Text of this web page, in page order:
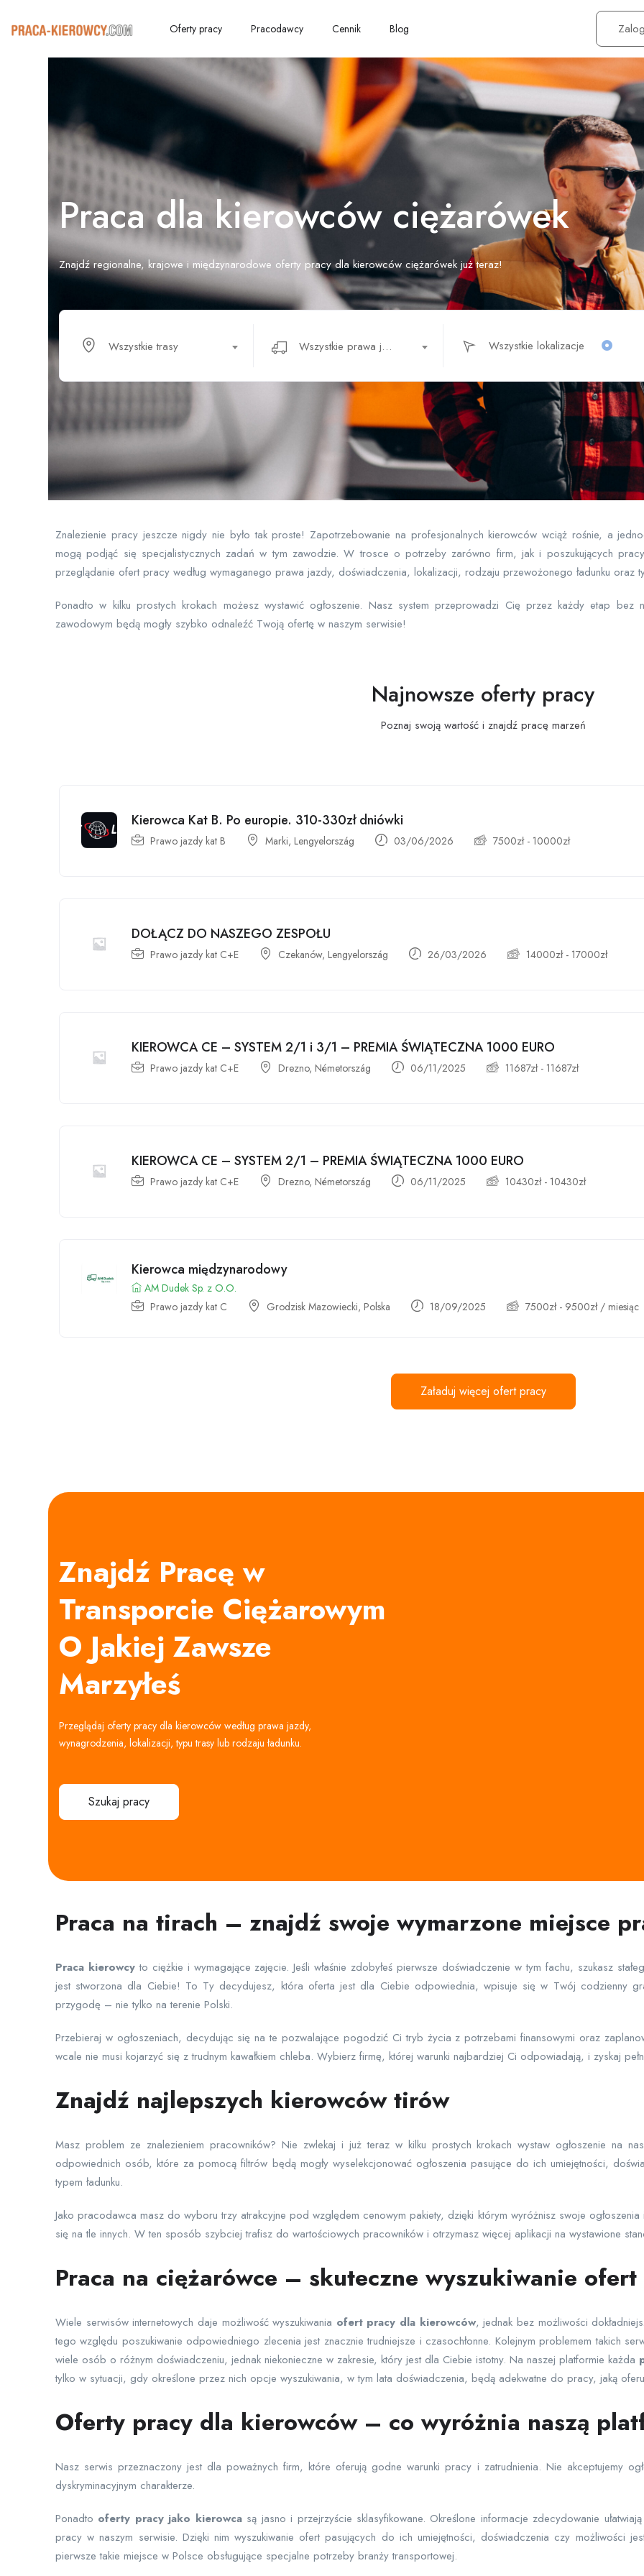
Oferty pracy Pracodawcy Cennik Blog
Praca dla kierowców ciężarówek
Znajdź regionalne, krajowe i międzynarodowe oferty pracy dla kierowców ciężarówek już teraz!
Wszystkie trasy Wszystkie prawa jazdy
Znalezienie pracy jeszcze nigdy nie było tak proste! Zapotrzebowanie na profesjonalnych kierowców wciąż rośnie, a
mogą podjąć się specjalistycznych zadań w tym zawodzie. W trosce o potrzeby zarówno firm, jak i poszukujących
przeglądanie ofert pracy według wymaganego prawa jazdy, doświadczenia, lokalizacji, rodzaju przewożonego ładunku oraz
Ponadto w kilku prostych krokach możesz wystawić ogłoszenie. Nasz system przeprowadzi Cię przez każdy etap bez
zawodowym będą mogły szybko odnaleźć Twoją ofertę w naszym serwisie!
Najnowsze oferty pracy
Poznaj swoją wartość i znajdź pracę marzeń
Kierowca Kat B. Po europie. 310-330zł dniówki
Prawo jazdy kat B Marki, Lengyelország 03/06/2026 7500zł- 10000zł
DOŁĄCZ DO NASZEGO ZESPOŁU
Prawo jazdy kat C+E Czekanów, Lengyelország 26/03/2026 14000zł- 17000zł
KIEROWCA CE – SYSTEM 2/1 i 3/1 – PREMIA ŚWIĄTECZNA 1000 EURO
Prawo jazdy kat C+E Drezno, Németország 06/11/2025 11687zł- 11687zł
KIEROWCA CE – SYSTEM 2/1 – PREMIA ŚWIĄTECZNA 1000 EURO
Prawo jazdy kat C+E Drezno, Németország 06/11/2025 10430zł- 10430zł
Kierowca międzynarodowy
AM Dudek Sp. z O.O.
Prawo jazdy kat C
Grodzisk Mazowiecki, Polska 18/09/2025 7500zł- 9500zł/ miesiąc
Załaduj więcej ofert pracy
Znajdź Pracę w
Transporcie Ciężarowym
O Jakiej Zawsze
Marzyłeś
Przeglądaj oferty pracy dla kierowców według prawa jazdy,
wynagrodzenia, lokalizacji, typu trasy lub rodzaju ładunku.
Szukaj pracy
Praca na tirach – znajdź swoje wymarzone miejsce
Praca kierowcyto ciężkie i wymagające zajęcie. Jeśli właśnie zdobyłeś pierwsze doświadczenie w tym fachu, szukasz
jest stworzona dla Ciebie! To Ty decydujesz, która oferta jest dla Ciebie odpowiednia, wpisuje się w Twój codzienny
przygodę – nie tylko na terenie Polski.
Przebieraj w ogłoszeniach, decydując się na te pozwalające pogodzić Ci tryb życia z potrzebami finansowymi oraz
wcale nie musi kojarzyć się z trudnym kawałkiem chleba. Wybierz firmę, której warunki najbardziej Ci odpowiadają, i zyskaj
Znajdź najlepszych kierowców tirów
Masz problem ze znalezieniem pracowników? Nie zwlekaj i już teraz w kilku prostych krokach wystaw ogłoszenie na
odpowiednich osób, które za pomocą filtrów będą mogły wyselekcjonować ogłoszenia pasujące do ich umiejętności,
typem ładunku.
Jako pracodawca masz do wyboru trzy atrakcyjne pod względem cenowym pakiety, dzięki którym wyróżnisz swoje
się na tle innych. W ten sposób szybciej trafisz do wartościowych pracowników i otrzymasz więcej aplikacji na wystawione
Praca na ciężarówce – skuteczne wyszukiwanie ofert
Wiele serwisów internetowych daje możliwość wyszukiwania ofert pracy dla kierowców, jednak bez możliwości
tego względu poszukiwanie odpowiedniego zlecenia jest znacznie trudniejsze i czasochłonne. Kolejnym problemem takich
wiele osób o różnym doświadczeniu, jednak niekonieczne w zakresie, który jest dla Ciebie istotny. Na naszej platformie każda
tylko w sytuacji, gdy określone przez nich opcje wyszukiwania, w tym lata doświadczenia, będą adekwatne do pracy, jaką
Oferty pracy dla kierowców – co wyróżnia naszą
Nasz serwis przeznaczony jest dla poważnych firm, które oferują godne warunki pracy i zatrudnienia. Nie akceptujemy
dyskryminacyjnym charakterze.
Ponadto oferty pracy jako kierowcasą jasno i przejrzyście sklasyfikowane. Określone informacje zdecydowanie
pracy w naszym serwisie. Dzięki nim wyszukiwanie ofert pasujących do ich umiejętności, doświadczenia czy możliwości
pierwsze takie miejsce w Polsce obsługujące specjalne potrzeby branży transportowej.